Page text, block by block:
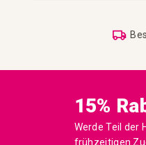
15%
Werde Teil der
frühzeitigen